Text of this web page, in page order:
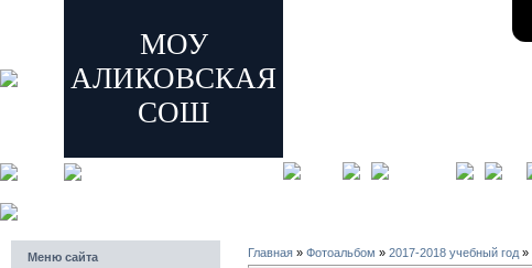
МОУ
АЛИКОВСКАЯ
СОШ
Меню сайта Главная » Фотоальбом » 2017-2018 учебный год »